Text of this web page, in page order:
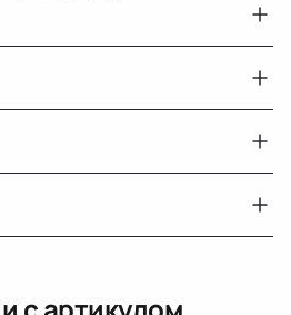
MercedesBenz E W213
2016 2021
Мерседес Бенс Е
без навесного
30 дней
насос
дизель), форсунка
14 дней